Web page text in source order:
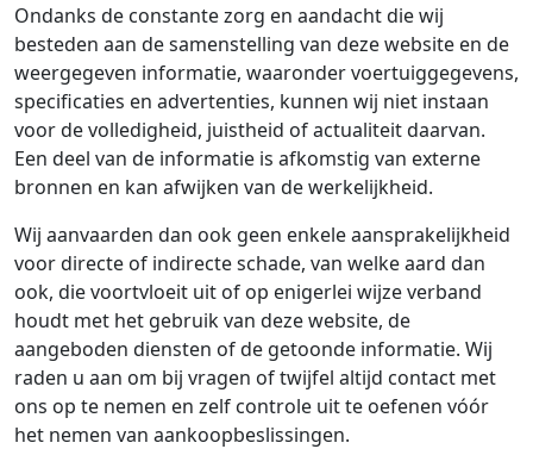
Ondanks de constante zorg en aandacht die wij
besteden aan de samenstelling van deze website en de
weergegeven informatie, waaronder voertuiggegevens,
specificaties en advertenties, kunnen wij niet instaan
voor de volledigheid, juistheid of actualiteit daarvan.
Een deel van de informatie is afkomstig van externe
bronnen en kan afwijken van de werkelijkheid.
Wij aanvaarden dan ook geen enkele aansprakelijkheid
voor directe of indirecte schade, van welke aard dan
ook, die voortvloeit uit of op enigerlei wijze verband
houdt met het gebruik van deze website, de
aangeboden diensten of de getoonde informatie. Wij
raden u aan om bij vragen of twijfel altijd contact met
ons op te nemen en zelf controle uit te oefenen vóór
het nemen van aankoopbeslissingen.